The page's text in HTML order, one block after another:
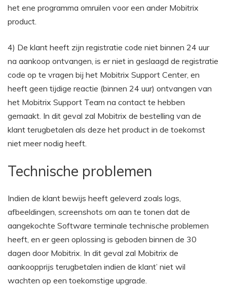
het ene programma omruilen voor een ander Mobitrix
product.
4) De klant heeft zijn registratie code niet binnen 24 uur
na aankoop ontvangen, is er niet in geslaagd de registratie
code op te vragen bij het Mobitrix Support Center, en
heeft geen tijdige reactie (binnen 24 uur) ontvangen van
het Mobitrix Support Team na contact te hebben
gemaakt. In dit geval zal Mobitrix de bestelling van de
klant terugbetalen als deze het product in de toekomst
niet meer nodig heeft.
Technische problemen
Indien de klant bewijs heeft geleverd zoals logs,
afbeeldingen, screenshots om aan te tonen dat de
aangekochte Software terminale technische problemen
heeft, en er geen oplossing is geboden binnen de 30
dagen door Mobitrix. In dit geval zal Mobitrix de
aankoopprijs terugbetalen indien de klant’ niet wil
wachten op een toekomstige upgrade.